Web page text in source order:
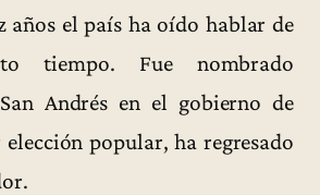
años el país ha oído hablar de
tiempo. Fue nombrado
Andrés en el gobierno de
popular, ha regresado